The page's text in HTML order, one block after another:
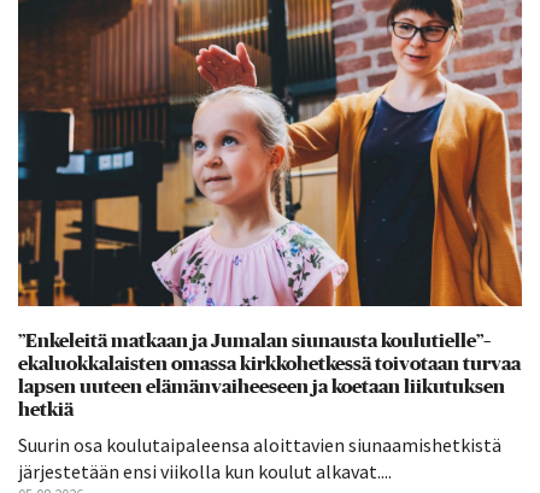
”Enkeleitä matkaan ja Jumalan siunausta koulutielle”–
ekaluokkalaisten omassa kirkkohetkessä toivotaan turvaa
lapsen uuteen elämänvaiheeseen ja koetaan liikutuksen
hetkiä
Suurin osa koulutaipaleensa aloittavien siunaamishetkistä
järjestetään ensi viikolla kun koulut alkavat....